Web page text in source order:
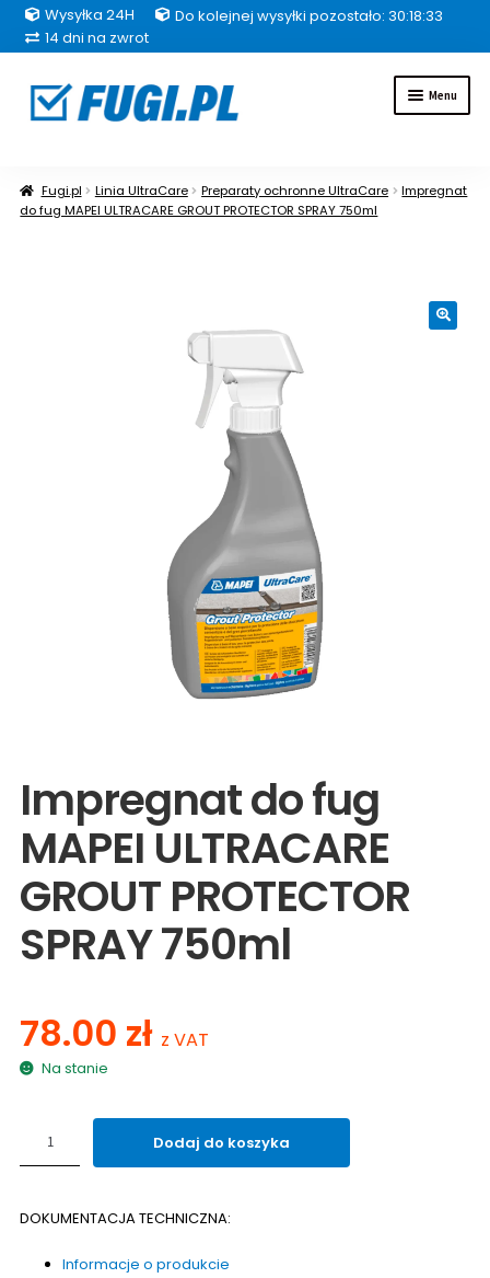
Wysyłka 24H
Do kolejnej wysyłki pozostało: 30:18:33
14 dni na zwrot
Przejdź
do
Przejdź
do
Menu
Uszczelniacze
Fugi.pl Linia UltraCare Preparaty ochronne UltraCare
Impregnat
do fug MAPEI ULTRACARE GROUT PROTECTOR SPRAY 750ml
Impregnat do fug
MAPEI ULTRACARE
GROUT PROTECTOR
SPRAY 750ml
78.00 zł z VAT
Na stanie
Impregnat
MAPEI
GROUT
Dodaj do koszyka
DOKUMENTACJA TECHNICZNA:
Informacje o produkcie